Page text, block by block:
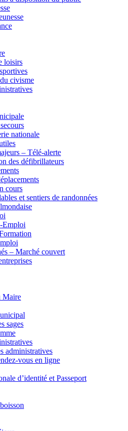
loisirs
civisme
nationale
– Télé-alerte
des défibrillateurs
cours
et sentiers de randonnées
Emploi
– Marché couvert
Maire
sages
administratives
vous en ligne
d’identité et Passeport